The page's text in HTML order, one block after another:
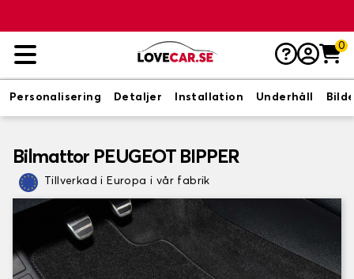
0
Personalisering Detaljer Installation Underhåll
Bilmattor PEUGEOT BIPPER
Tillverkad i Europa i vår fabrik